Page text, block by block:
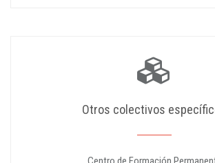
Otros colectivos